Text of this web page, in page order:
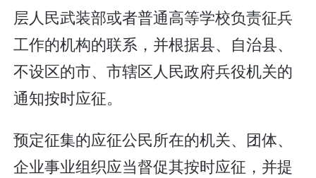
层人民武装部或者普通高等学校负责征兵
工作的机构的联系，并根据县、自治县、
不设区的市、市辖区人民政府兵役机关的
通知按时应征。
预定征集的应征公民所在的机关、团体、
企业事业组织应当督促其按时应征，并提